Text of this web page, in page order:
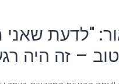
"לדעת
– זה היה